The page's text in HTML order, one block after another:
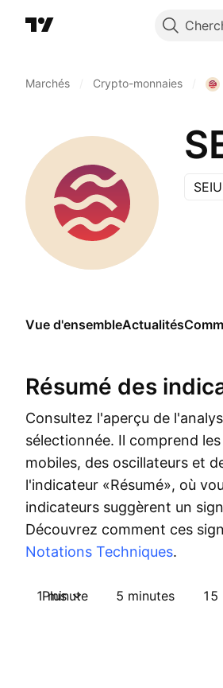
Marchés Crypto-monnaies
Vue d'ensembleActualités
Résumé des
Consultez l'aperçu de
sélectionnée. Il comprend
mobiles, des oscillateurs et
l'indicateur «Résumé», où
indicateurs suggèrent un
Découvrez comment ces
Notations Techniques.
1 minute 5 minutes 15
Plus